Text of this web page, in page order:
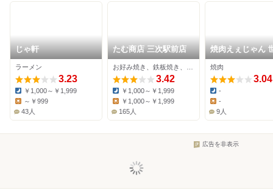
じゃ軒
ラーメン
3.23
Dinner:
￥1,000～￥1,999
Lunch:
～￥999
43人
たむ商店 三次駅前店
3.42
Dinner:
￥1,000～￥1,999
￥1,000～￥1,999
165人
焼肉えぇじゃん
店
焼肉
3.04
Dinner:
-
Lunch:
-
9人
広告を非表示